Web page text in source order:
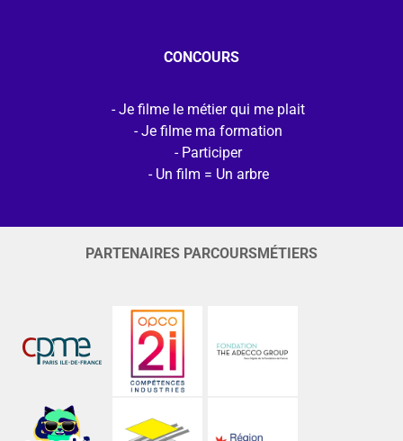
CONCOURS
Je filme le métier qui me plait
Je filme ma formation
Participer
Un film = Un arbre
PARTENAIRES PARCOURSMÉTIERS